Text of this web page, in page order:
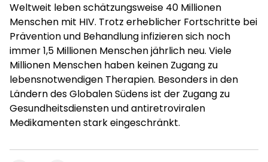
Weltweit leben schätzungsweise 40 Millionen
Menschen mit HIV. Trotz erheblicher Fortschritte bei
Prävention und Behandlung infizieren sich noch
immer 1,5 Millionen Menschen jährlich neu. Viele
Millionen Menschen haben keinen Zugang zu
lebensnotwendigen Therapien. Besonders in den
Ländern des Globalen Südens ist der Zugang zu
Gesundheitsdiensten und antiretroviralen
Medikamenten stark eingeschränkt.